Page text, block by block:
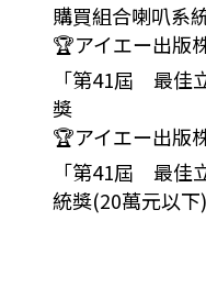
購買組合喇叭系
🏆アイエー出版
「第41屆 最佳
獎
🏆アイエー出版
「第41屆 最佳
統獎(20萬元以下)